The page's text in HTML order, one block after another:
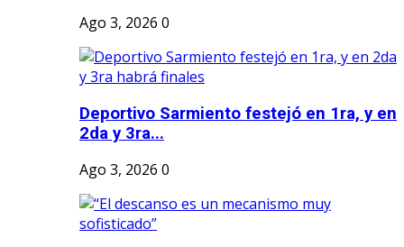
Ago 3, 2026 0
Deportivo Sarmiento festejó en 1ra, y en
2da y 3ra...
Ago 3, 2026 0